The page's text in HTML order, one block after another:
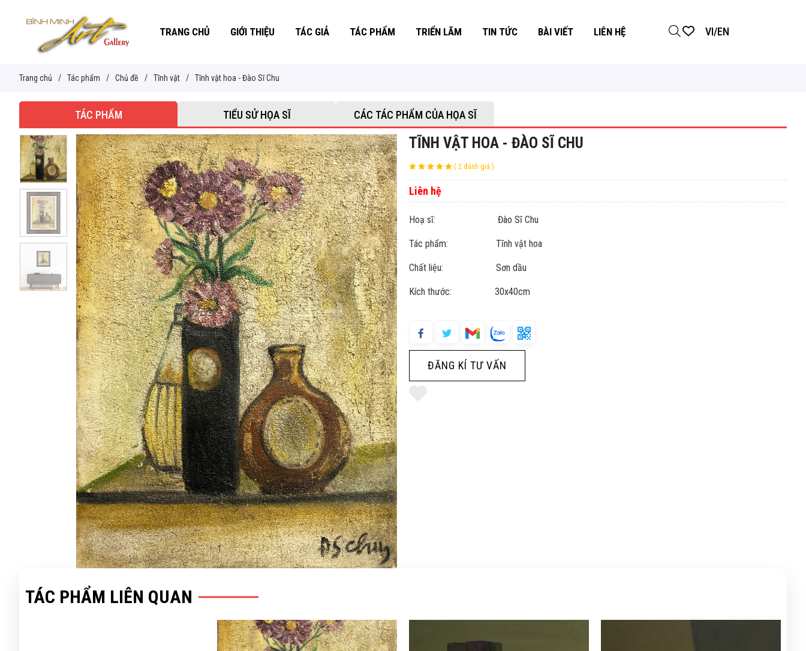
TRANG CHỦ GIỚI THIỆU TÁC GIẢ TÁC PHẨM TRIỂN LÃM TIN TỨC BÀI VIẾT LIÊN HỆ VI/EN
Trang chủ / Tác phẩm / Chủ đề / Tĩnh vật / Tĩnh vật hoa - Đào Sĩ Chu
TÁC PHẨM TIỂU SỬ HỌA SĨ CÁC TÁC PHẨM CỦA HỌA SĨ
TĨNH VẬT HOA - ĐÀO SĨ CHU
( 2 đánh giá )
Liên hệ
Hoạ sĩ: Đào Sĩ Chu
Tác phẩm: Tĩnh vật hoa
Chất liệu: Sơn dầu
Kích thước: 30x40cm
ĐĂNG KÍ TƯ VẤN
TÁC PHẨM LIÊN QUAN